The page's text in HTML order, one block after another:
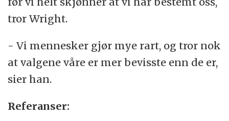
tror Wright.
- Vi mennesker gjør mye rart, og tror nok
at valgene våre er mer bevisste enn de er,
sier han.
Referanser: